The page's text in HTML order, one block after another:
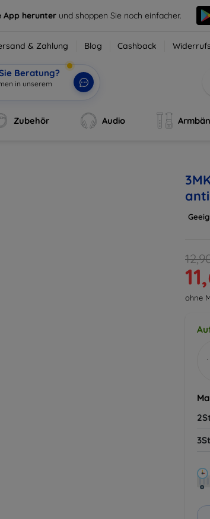
App herunter und shoppen Sie noch einfacher.
& Zahlung Blog Cashback
Beratung?
Zubehör Audio
ohne